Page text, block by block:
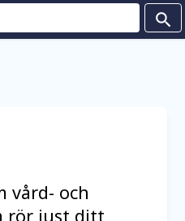
search
vård- och
rör just ditt